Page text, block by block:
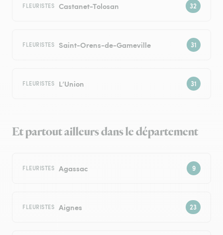
FLEURISTES Castanet-Tolosan
FLEURISTES Saint-Orens-de-Gameville
FLEURISTES L’Union
Et partout ailleurs dans le département
FLEURISTES Agassac
FLEURISTES Aignes